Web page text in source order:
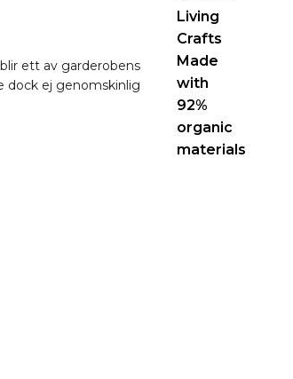
ett av garderobens
dock ej genomskinlig